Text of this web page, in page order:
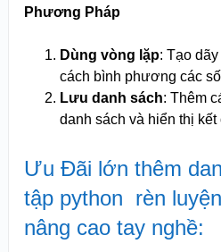
Phương Pháp
Dùng vòng lặp: Tạo
cách bình phương các
Lưu danh sách: Thêm
danh sách và hiển thị kết
Ưu Đãi lớn thêm
tập python rèn
nâng cao tay nghề: